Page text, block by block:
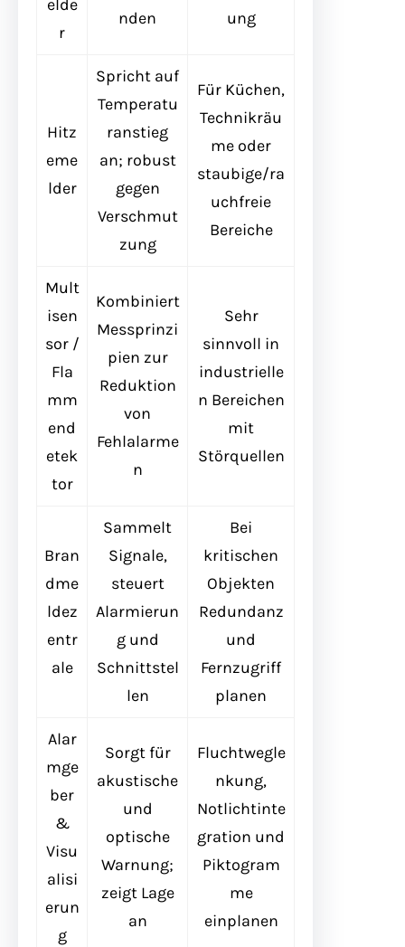
elde
r
nden
ung
Hitz
eme
lder
Spricht auf
Temperatu
ranstieg
an; robust
gegen
Verschmut
zung
Für Küchen,
Technikräu
me oder
staubige/ra
uchfreie
Bereiche
Mult
isen
sor /
Fla
mm
end
etek
tor
Kombiniert
Messprinzi
pien zur
Reduktion
von
Fehlalarme
n
Sehr
sinnvoll in
industrielle
n Bereichen
mit
Störquellen
Bran
dme
ldez
entr
ale
Sammelt
Signale,
steuert
Alarmierun
g und
Schnittstel
len
Bei
kritischen
Objekten
Redundanz
und
Fernzugriff
planen
Alar
mge
ber
&
Visu
alisi
erun
g
Sorgt für
akustische
und
optische
Warnung;
zeigt Lage
an
Fluchtwegle
nkung,
Notlichtinte
gration und
Piktogram
me
einplanen